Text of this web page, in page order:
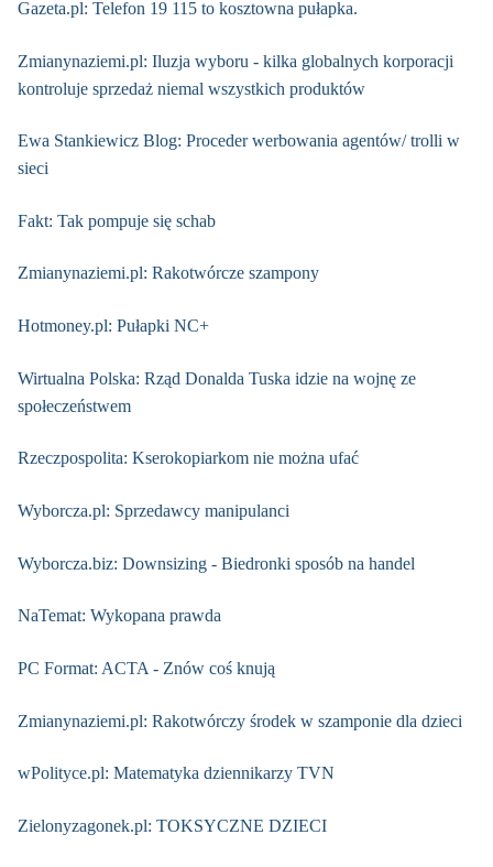
Gazeta.pl: Telefon 19 115 to kosztowna pułapka.
Zmianynaziemi.pl: Iluzja wyboru - kilka globalnych korporacji
kontroluje sprzedaż niemal wszystkich produktów
Ewa Stankiewicz Blog: Proceder werbowania agentów/ trolli w
sieci
Fakt: Tak pompuje się schab
Zmianynaziemi.pl: Rakotwórcze szampony
Hotmoney.pl: Pułapki NC+
Wirtualna Polska: Rząd Donalda Tuska idzie na wojnę ze
społeczeństwem
Rzeczpospolita: Kserokopiarkom nie można ufać
Wyborcza.pl: Sprzedawcy manipulanci
Wyborcza.biz: Downsizing - Biedronki sposób na handel
NaTemat: Wykopana prawda
PC Format: ACTA - Znów coś knują
Zmianynaziemi.pl: Rakotwórczy środek w szamponie dla dzieci
wPolityce.pl: Matematyka dziennikarzy TVN
Zielonyzagonek.pl: TOKSYCZNE DZIECI